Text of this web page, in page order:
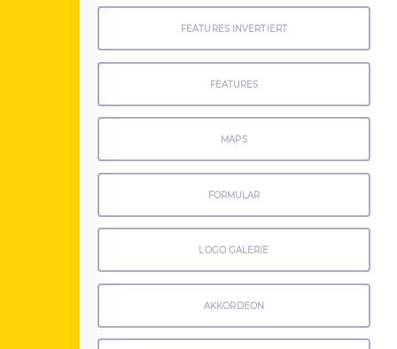
FEATURES INVERTIERT
FEATURES
MAPS
FORMULAR
LOGO GALERIE
AKKORDEON